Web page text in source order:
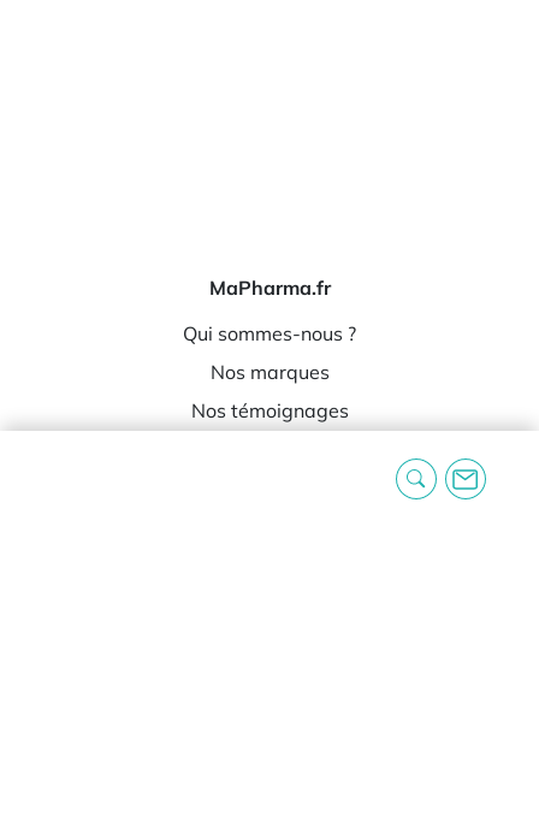
MaPharma.fr
Qui sommes-nous ?
Nos marques
Nos témoignages